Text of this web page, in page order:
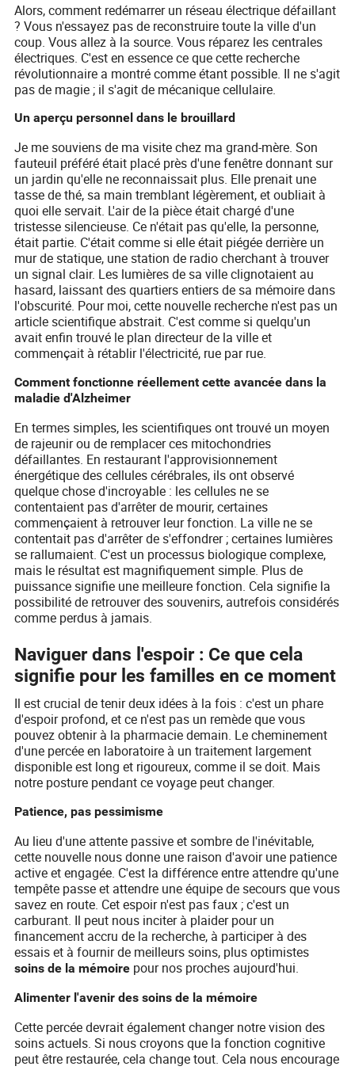
Alors, comment redémarrer un réseau électrique défaillant
? Vous n'essayez pas de reconstruire toute la ville d'un
coup. Vous allez à la source. Vous réparez les centrales
électriques. C'est en essence ce que cette recherche
révolutionnaire a montré comme étant possible. Il ne s'agit
pas de magie ; il s'agit de mécanique cellulaire.
Un aperçu personnel dans le brouillard
Je me souviens de ma visite chez ma grand-mère. Son
fauteuil préféré était placé près d'une fenêtre donnant sur
un jardin qu'elle ne reconnaissait plus. Elle prenait une
tasse de thé, sa main tremblant légèrement, et oubliait à
quoi elle servait. L'air de la pièce était chargé d'une
tristesse silencieuse. Ce n'était pas qu'elle, la personne,
était partie. C'était comme si elle était piégée derrière un
mur de statique, une station de radio cherchant à trouver
un signal clair. Les lumières de sa ville clignotaient au
hasard, laissant des quartiers entiers de sa mémoire dans
l'obscurité. Pour moi, cette nouvelle recherche n'est pas un
article scientifique abstrait. C'est comme si quelqu'un
avait enfin trouvé le plan directeur de la ville et
commençait à rétablir l'électricité, rue par rue.
Comment fonctionne réellement cette avancée dans la
maladie d'Alzheimer
En termes simples, les scientifiques ont trouvé un moyen
de rajeunir ou de remplacer ces mitochondries
défaillantes. En restaurant l'approvisionnement
énergétique des cellules cérébrales, ils ont observé
quelque chose d'incroyable : les cellules ne se
contentaient pas d'arrêter de mourir, certaines
commençaient à retrouver leur fonction. La ville ne se
contentait pas d'arrêter de s'effondrer ; certaines lumières
se rallumaient. C'est un processus biologique complexe,
mais le résultat est magnifiquement simple. Plus de
puissance signifie une meilleure fonction. Cela signifie la
possibilité de retrouver des souvenirs, autrefois considérés
comme perdus à jamais.
Naviguer dans l'espoir : Ce que cela
signifie pour les familles en ce moment
Il est crucial de tenir deux idées à la fois : c'est un phare
d'espoir profond, et ce n'est pas un remède que vous
pouvez obtenir à la pharmacie demain. Le cheminement
d'une percée en laboratoire à un traitement largement
disponible est long et rigoureux, comme il se doit. Mais
notre posture pendant ce voyage peut changer.
Patience, pas pessimisme
Au lieu d'une attente passive et sombre de l'inévitable,
cette nouvelle nous donne une raison d'avoir une patience
active et engagée. C'est la différence entre attendre qu'une
tempête passe et attendre une équipe de secours que vous
savez en route. Cet espoir n'est pas faux ; c'est un
carburant. Il peut nous inciter à plaider pour un
financement accru de la recherche, à participer à des
essais et à fournir de meilleurs soins, plus optimistes
soins de la mémoire pour nos proches aujourd'hui.
Alimenter l'avenir des soins de la mémoire
Cette percée devrait également changer notre vision des
soins actuels. Si nous croyons que la fonction cognitive
peut être restaurée, cela change tout. Cela nous encourage